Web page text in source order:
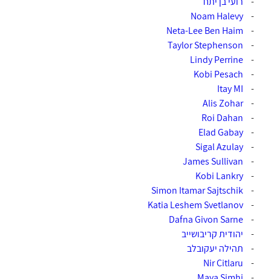
-
Noam Halevy‎‏
-
Neta-Lee Ben Haim‎‏
-
Taylor Stephenson
-
Lindy Perrine
-
Kobi Pesach‎‏
-
-
Alis Zohar‎‏
-
Roi Dahan‎‏
-
Elad Gabay‎‏
-
-
-
-
Simon Itamar Sajtschik
-
-
Dafna Givon Sarne‎‏
-
יהודית קריבושייב
-
תהילה יעקובלב
-
Nir Citlaru‎‏